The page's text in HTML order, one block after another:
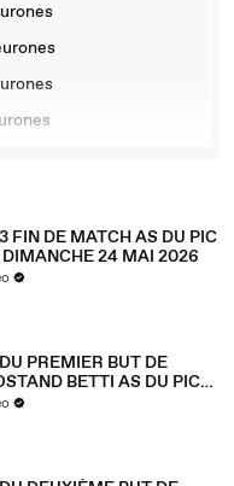
FIN DE MATCH AS DU PIC
DIMANCHE 24 MAI 2026
PREMIER BUT DE
BETTI AS DU PIC
DIMANCHE 03 MAI